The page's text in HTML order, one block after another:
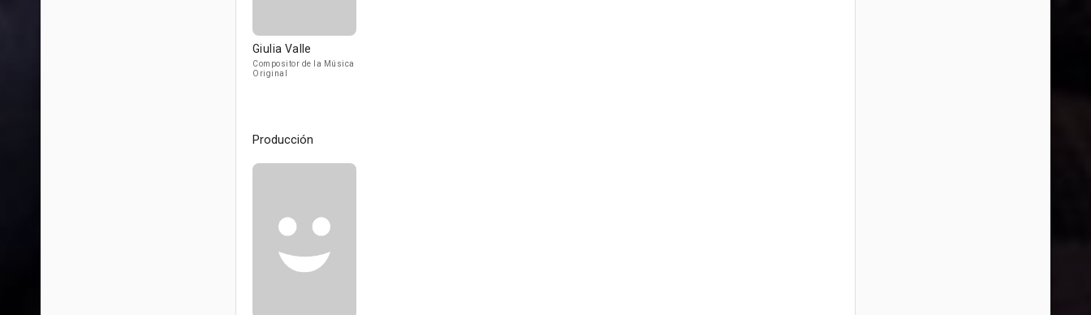
Giulia Valle
Compositor de la Música
Original
Producción